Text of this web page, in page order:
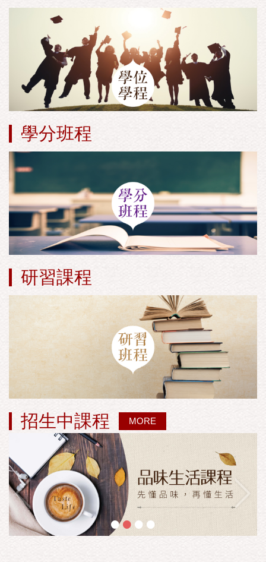
學分班程
研習課程
招生中課程 MORE
••••